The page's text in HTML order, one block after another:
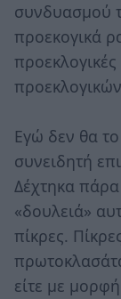
συνδυασμού
προεκογικά
Εγώ δεν θα
συνειδητή
Δέχτηκα
«δουλειά»
πίκρες.
είτε με